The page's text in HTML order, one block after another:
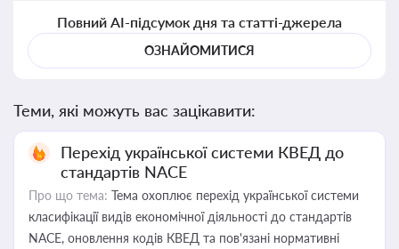
Повний AI-підсумок дня та статті-джерела
ОЗНАЙОМИТИСЯ
Теми, які можуть вас зацікавити:
Перехід української системи КВЕД до
стандартів NACE
Про що тема: Тема охоплює перехід української системи
класифікації видів економічної діяльності до стандартів
NACE, оновлення кодів КВЕД та пов'язані нормативні